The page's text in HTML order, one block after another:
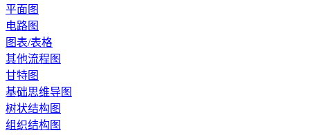
平面图
电路图
图表/表格
其他流程图
甘特图
基础思维导图
树状结构图
组织结构图